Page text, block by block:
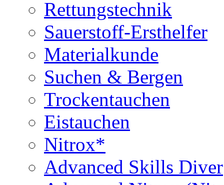
Rettungstechnik
Sauerstoff-Ersthelfer
Materialkunde
Suchen & Bergen
Trockentauchen
Eistauchen
Nitrox*
Advanced Skills Diver